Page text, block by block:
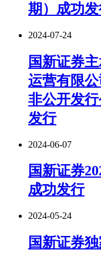
期）成功
2024-07-24
国新证券
运营有限
非公开发
发行
2024-06-07
国新证券
成功发行
2024-05-24
国新证券